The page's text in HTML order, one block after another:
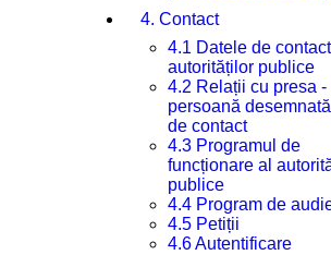
4. Contact
4.1 Datele de
autorităților publice
4.2 Relații cu presa -
persoană
de contact
4.3 Programul de
funcționare al
publice
4.4 Program de
4.5 Petiții
4.6 Autentificare